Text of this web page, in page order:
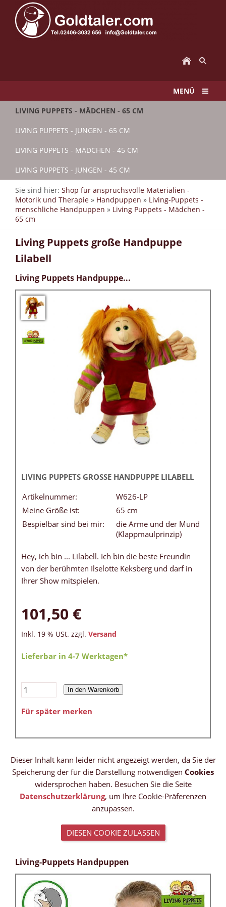
MENÜ
LIVING PUPPETS - MÄDCHEN - 65 CM
LIVING PUPPETS - JUNGEN - 65 CM
LIVING PUPPETS - MÄDCHEN - 45 CM
LIVING PUPPETS - JUNGEN - 45 CM
Sie sind hier: Shop für anspruchsvolle Materialien -
Motorik und Therapie » Handpuppen » Living-Puppets -
menschliche Handpuppen » Living Puppets - Mädchen -
65 cm
Living Puppets große Handpuppe
Lilabell
Living Puppets Handpuppe...
LIVING PUPPETS GROSSE HANDPUPPE LILABELL
Artikelnummer:
W626-LP
Meine Größe ist:
65 cm
Bespielbar sind bei mir:
die Arme und der Mund
(Klappmaulprinzip)
Hey, ich bin ... Lilabell. Ich bin die beste Freundin
von der berühmten Ilselotte Keksberg und darf in
Ihrer Show mitspielen.
101,50 €
Inkl. 19 % USt. zzgl. Versand
Lieferbar in 4-7 Werktagen*
In den Warenkorb
Für später merken
Dieser Inhalt kann leider nicht angezeigt werden, da Sie der
Speicherung der für die Darstellung notwendigen Cookies
widersprochen haben. Besuchen Sie die Seite
Datenschutzerklärung, um Ihre Cookie-Präferenzen
anzupassen.
DIESEN COOKIE ZULASSEN
Living-Puppets Handpuppen